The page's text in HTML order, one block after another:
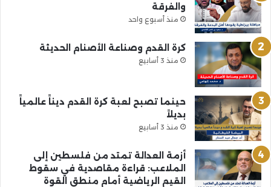
والفرقة
منذ أسبوع واحد
كرة القدم وصناعة الأصنام الحديثة
منذ 3 أسابيع
حينما تصبح لعبة كرة القدم ديناً عالمياً
بديلاً
منذ 3 أسابيع
أزمة العدالة تمتد من فلسطين إلى
الملاعب: قراءة مقاصدية في سقوط
القيم الرياضية أمام منطق القوة